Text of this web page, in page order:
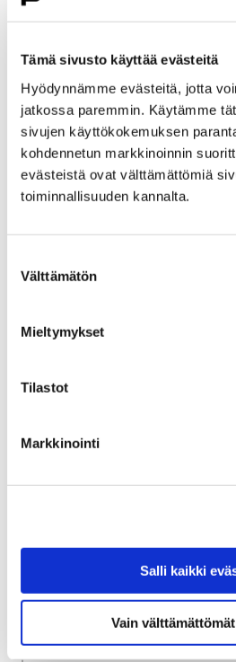
Tämä sivusto käyttää evästeitä
Hyödynnämme evästeitä, jotta
jatkossa paremmin. Käytämme
sivujen käyttökokemuksen
kohdennetun markkinoinnin
evästeistä ovat välttämättömiä
toiminnallisuuden kannalta.
valinta
Välttämätön
Mieltymykset
Tilastot
Markkinointi
Salli kaikki
Vain
Etusivu Kasvatus ja
Päättyneet hankkeet
Priima
Priima-päivä 25.8. Porissa
Priima-päivä
Kaupunkikehitys
Porin keskustan
Työssä määritetään
aikajänteen ohjenuorana
liikenneverkkosuunnitelman